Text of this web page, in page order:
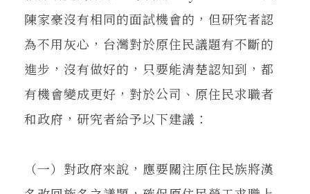
陳家豪沒有相同的面試機會的，但研究者認
為不用灰心，台灣對於原住民議題有不斷的
進步，沒有做好的，只要能清楚認知到，都
有機會變成更好，對於公司、原住民求職者
和政府，研究者給予以下建議：
（一）對政府來說，應要關注原住民族將漢